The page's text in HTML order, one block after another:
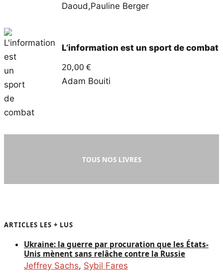
Daoud,Pauline Berger
L’information est un sport de combat
20,00 €
Adam Bouiti
TOUS NOS LIVRES
ARTICLES LES + LUS
Ukraine: la guerre par procuration que les États-
Unis mènent sans relâche contre la Russie
Jeffrey Sachs, Sybil Fares